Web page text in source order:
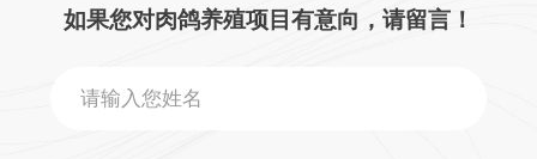
如果您对肉鸽养殖项目有意向，请留言！